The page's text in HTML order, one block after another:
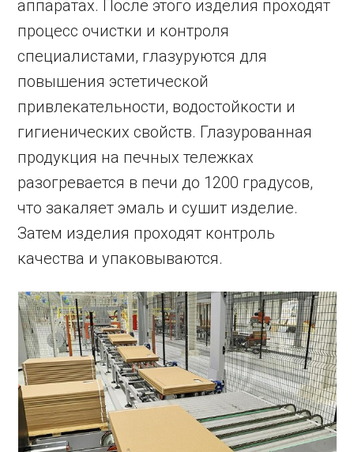
аппаратах. После этого изделия проходят
процесс очистки и контроля
специалистами, глазуруются для
повышения эстетической
привлекательности, водостойкости и
гигиенических свойств. Глазурованная
продукция на печных тележках
разогревается в печи до 1200 градусов,
что закаляет эмаль и сушит изделие.
Затем изделия проходят контроль
качества и упаковываются.